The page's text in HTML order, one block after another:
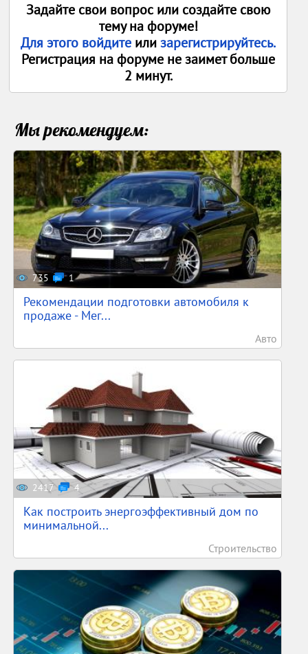
Задайте свои вопрос или создайте свою
тему на форуме!
Для этого войдите илизарегистрируйтесь.
Регистрация на форуме не заимет больше
2 минут.
Мы рекомендуем:
735 1
Рекомендации подготовки автомобиля к
продаже - Мег...
Авто
2417 4
Как построить энергоэффективный дом по
минимальной...
Строительство